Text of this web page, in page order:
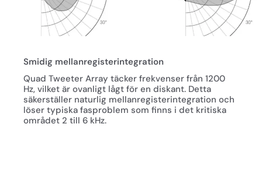
Smidig mellanregisterintegration
Quad Tweeter Array täcker frekvenser från 1200
Hz, vilket är ovanligt lågt för en diskant. Detta
säkerställer naturlig mellanregisterintegration och
löser typiska fasproblem som finns i det kritiska
området 2 till 6 kHz.